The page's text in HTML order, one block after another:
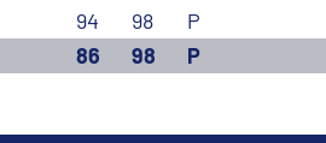
94 98
P
86 98 P